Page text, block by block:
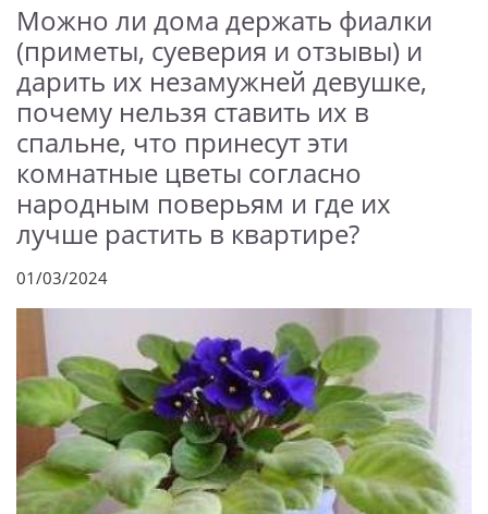
Можно ли дома держать фиалки
(приметы, суеверия и отзывы) и
дарить их незамужней девушке,
почему нельзя ставить их в
спальне, что принесут эти
комнатные цветы согласно
народным поверьям и где их
лучше растить в квартире?
01/03/2024